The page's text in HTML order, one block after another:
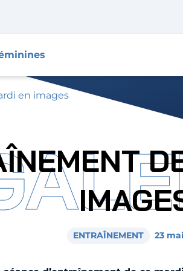
en images
ENTRAÎNEMENT 23